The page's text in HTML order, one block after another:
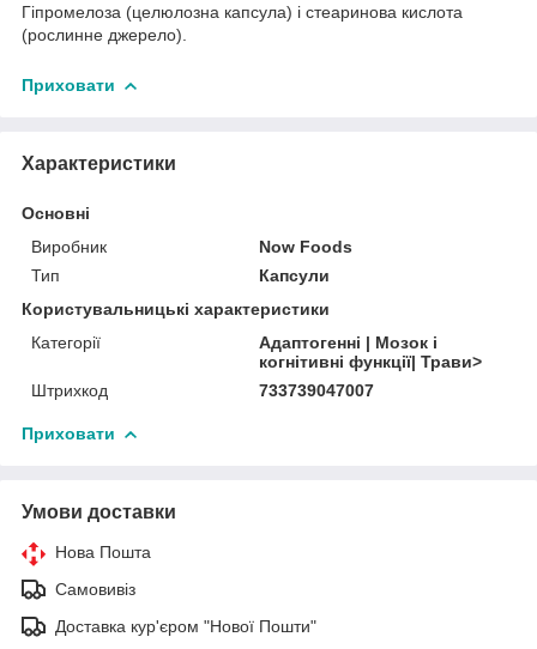
Гіпромелоза (целюлозна капсула) і стеаринова кислота
(рослинне джерело).
Приховати
Характеристики
Основні
Виробник
Now Foods
Тип
Капсули
Користувальницькі характеристики
Категорії
Адаптогенні | Мозок і
когнітивні функції| Трави>
Штрихкод
733739047007
Приховати
Умови доставки
Нова Пошта
Самовивіз
Доставка кур'єром "Нової Пошти"